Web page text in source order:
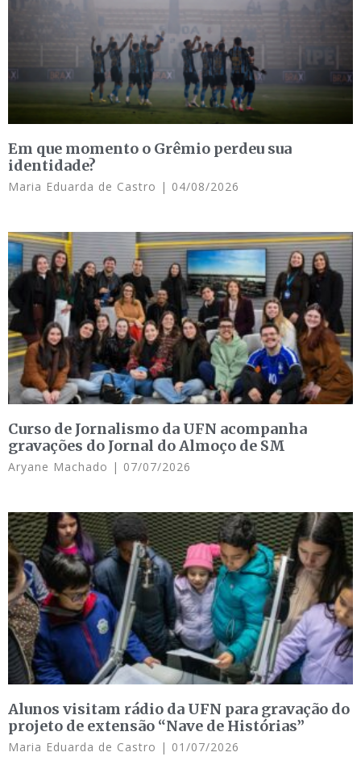
Em que momento o Grêmio perdeu sua
identidade?
Maria Eduarda de Castro 04/08/2026
Curso de Jornalismo da UFN acompanha
gravações do Jornal do Almoço de SM
Aryane Machado 07/07/2026
Alunos visitam rádio da UFN para gravação do
projeto de extensão “Nave de Histórias”
Maria Eduarda de Castro 01/07/2026